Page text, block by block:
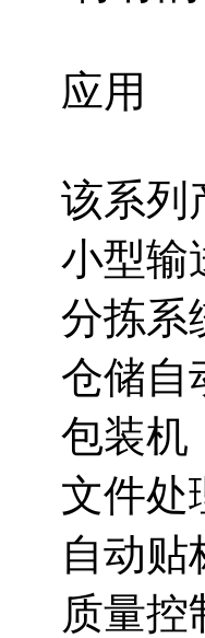
应用
该系列
小型输
分拣系
仓储自
包装机
文件处
自动贴
质量控